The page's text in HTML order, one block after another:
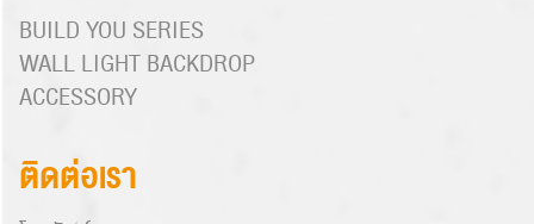
BUILD YOU SERIES
WALL LIGHT BACKDROP
ACCESSORY
ติดต่อเรา